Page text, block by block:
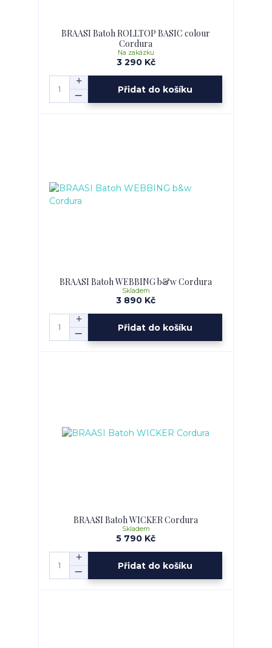
BRAASI Batoh ROLLTOP BASIC colour
Cordura
3 290 Kč
Na zakázku
Přidat do košíku
BRAASI Batoh WEBBING b&w Cordura
3 890 Kč
Skladem
Přidat do košíku
BRAASI Batoh WICKER Cordura
5 790 Kč
Skladem
Přidat do košíku